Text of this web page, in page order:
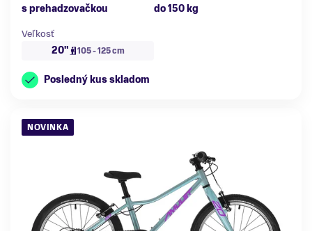
s prehadzovačkou
do 150 kg
Veľkosť
20"
105 - 125 cm
Posledný kus skladom
NOVINKA